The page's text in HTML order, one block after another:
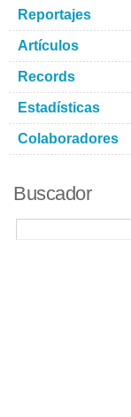
Reportajes
Artículos
Records
Estadísticas
Colaboradores
Buscador